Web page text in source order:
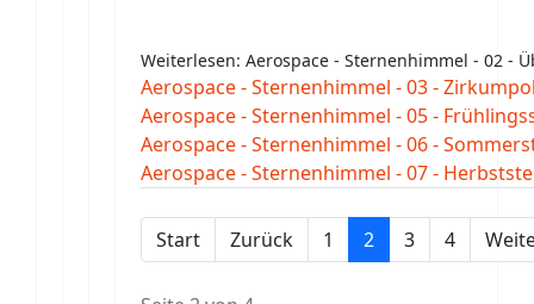
Weiterlesen: Aerospace - Sternenhimmel - 02 -
Aerospace - Sternenhimmel - 03 -
Aerospace - Sternenhimmel - 05 -
Aerospace - Sternenhimmel - 06 -
Aerospace - Sternenhimmel - 07 -
Start Zurück 1 2 3 4